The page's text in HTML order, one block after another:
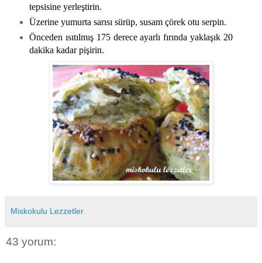
tepsisine yerleştirin.
Üzerine yumurta sarısı sürüp, susam çörek otu serpin.
Önceden ısıtılmış 175 derece ayarlı fırında yaklaşık 20
dakika kadar pişirin.
Miskokulu Lezzetler
43 yorum: